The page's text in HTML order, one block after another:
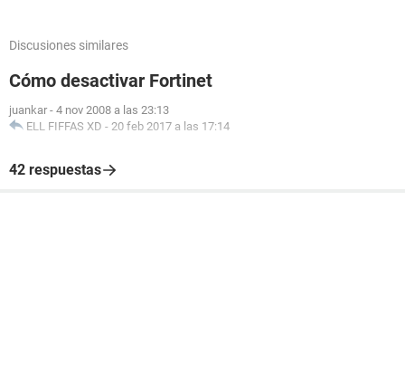
Discusiones similares
Cómo desactivar Fortinet
juankar - 4 nov 2008 a las 23:13
ELL FIFFAS XD - 20 feb 2017 a las 17:14
42 respuestas